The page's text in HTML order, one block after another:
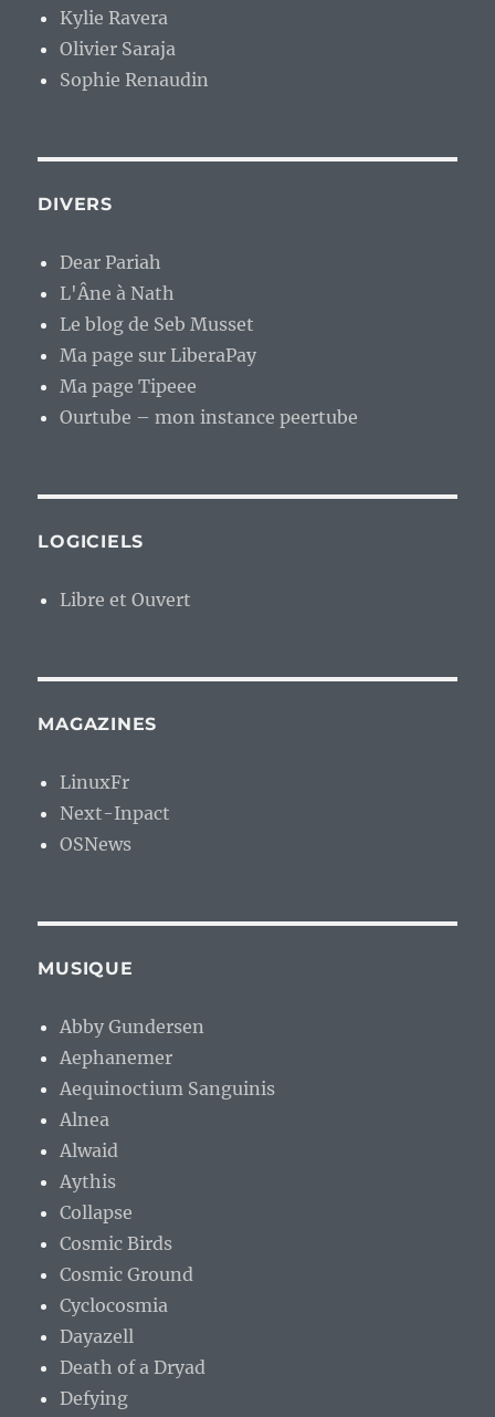
Kylie Ravera
Olivier Saraja
Sophie Renaudin
DIVERS
Dear Pariah
L'Âne à Nath
Le blog de Seb Musset
Ma page sur LiberaPay
Ma page Tipeee
Ourtube – mon instance peertube
LOGICIELS
Libre et Ouvert
MAGAZINES
LinuxFr
Next-Inpact
OSNews
MUSIQUE
Abby Gundersen
Aephanemer
Aequinoctium Sanguinis
Alnea
Alwaid
Aythis
Collapse
Cosmic Birds
Cosmic Ground
Cyclocosmia
Dayazell
Death of a Dryad
Defying